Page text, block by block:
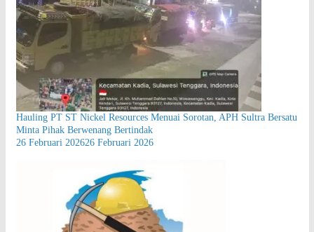
Hauling PT ST Nickel Resources Menuai Sorotan, APH Sultra Bersatu
Minta Pihak Berwenang Bertindak
26 Februari 202626 Februari 2026